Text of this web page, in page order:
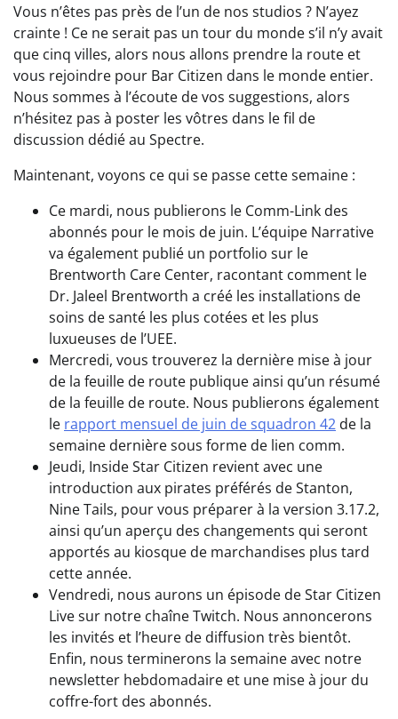
Vous n’êtes pas près de l’un de nos studios ? N’ayez
crainte ! Ce ne serait pas un tour du monde s’il n’y avait
que cinq villes, alors nous allons prendre la route et
vous rejoindre pour Bar Citizen dans le monde entier.
Nous sommes à l’écoute de vos suggestions, alors
n’hésitez pas à poster les vôtres dans le fil de
discussion dédié au Spectre.
Maintenant, voyons ce qui se passe cette semaine :
Ce mardi, nous publierons le Comm-Link des
abonnés pour le mois de juin. L’équipe Narrative
va également publié un portfolio sur le
Brentworth Care Center, racontant comment le
Dr. Jaleel Brentworth a créé les installations de
soins de santé les plus cotées et les plus
luxueuses de l’UEE.
Mercredi, vous trouverez la dernière mise à jour
de la feuille de route publique ainsi qu’un résumé
de la feuille de route. Nous publierons également
le rapport mensuel de juin de squadron 42 de la
semaine dernière sous forme de lien comm.
Jeudi, Inside Star Citizen revient avec une
introduction aux pirates préférés de Stanton,
Nine Tails, pour vous préparer à la version 3.17.2,
ainsi qu’un aperçu des changements qui seront
apportés au kiosque de marchandises plus tard
cette année.
Vendredi, nous aurons un épisode de Star Citizen
Live sur notre chaîne Twitch. Nous annoncerons
les invités et l’heure de diffusion très bientôt.
Enfin, nous terminerons la semaine avec notre
newsletter hebdomadaire et une mise à jour du
coffre-fort des abonnés.